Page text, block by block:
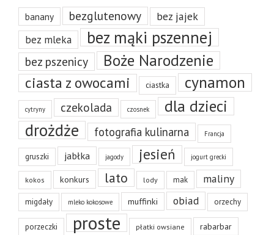
banany bezglutenowy bez jajek
bez mleka bez mąki pszennej
bez pszenicy Boże Narodzenie
ciasta z owocami ciastka cynamon
cytryny czekolada czosnek dla dzieci
drożdże fotografia kulinarna Francja
gruszki jabłka jagody jesień jogurt grecki
kokos konkurs lato lody mak maliny
migdały mleko kokosowe muffinki obiad orzechy
porzeczki proste płatki owsiane rabarbar